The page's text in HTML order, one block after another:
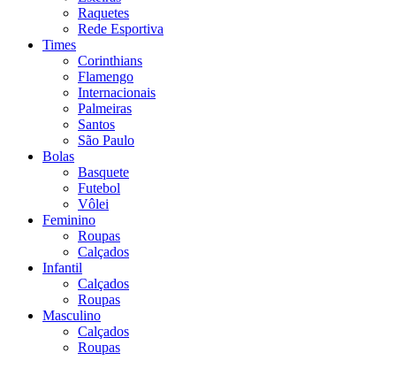
Raquetes
Rede Esportiva
Times
Corinthians
Flamengo
Internacionais
Palmeiras
Santos
São Paulo
Bolas
Basquete
Futebol
Vôlei
Feminino
Roupas
Calçados
Infantil
Calçados
Roupas
Masculino
Calçados
Roupas